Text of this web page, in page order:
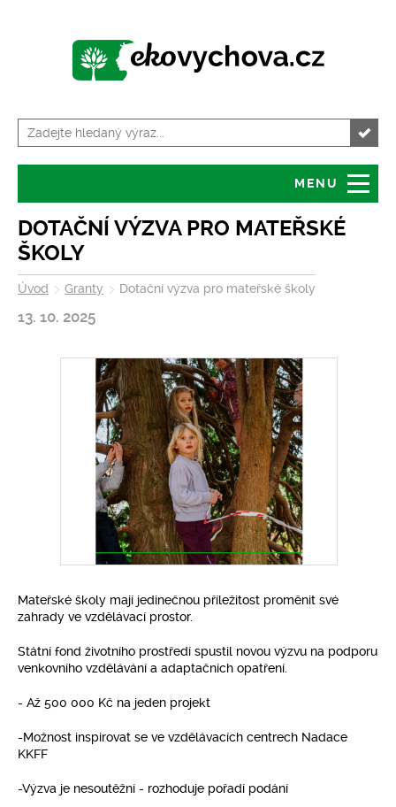
MENU
Úvod
Tiskové zprávy
Volná místa
Granty
Kalendář akcí
Zajímavosti
Fotogalerie
DOTAČNÍ VÝZVA PRO MATEŘSKÉ
ŠKOLY
Úvod Granty Dotační výzva pro mateřské školy
13. 10. 2025
Mateřské školy mají jedinečnou příležitost proměnit své
zahrady ve vzdělávací prostor.
Státní fond životního prostředí spustil novou výzvu na podporu
venkovního vzdělávání a adaptačních opatření.
- Až 500 000 Kč na jeden projekt
-Možnost inspirovat se ve vzdělávacích centrech Nadace
KKFF
-Výzva je nesoutěžní - rozhoduje pořadí podání